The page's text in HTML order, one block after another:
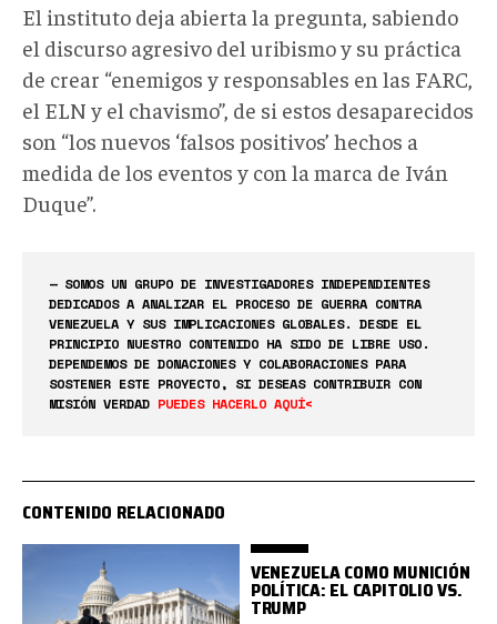
El instituto deja abierta la pregunta, sabiendo
el discurso agresivo del uribismo y su práctica
de crear “enemigos y responsables en las FARC,
el ELN y el chavismo”, de si estos desaparecidos
son “los nuevos ‘falsos positivos’ hechos a
medida de los eventos y con la marca de Iván
Duque”.
— SOMOS UN GRUPO DE INVESTIGADORES INDEPENDIENTES
DEDICADOS A ANALIZAR EL PROCESO DE GUERRA CONTRA
VENEZUELA Y SUS IMPLICACIONES GLOBALES. DESDE EL
PRINCIPIO NUESTRO CONTENIDO HA SIDO DE LIBRE USO.
DEPENDEMOS DE DONACIONES Y COLABORACIONES PARA
SOSTENER ESTE PROYECTO, SI DESEAS CONTRIBUIR CON
MISIÓN VERDAD PUEDES HACERLO AQUÍ<
CONTENIDO RELACIONADO
VENEZUELA COMO MUNICIÓN
POLÍTICA: EL CAPITOLIO VS.
TRUMP